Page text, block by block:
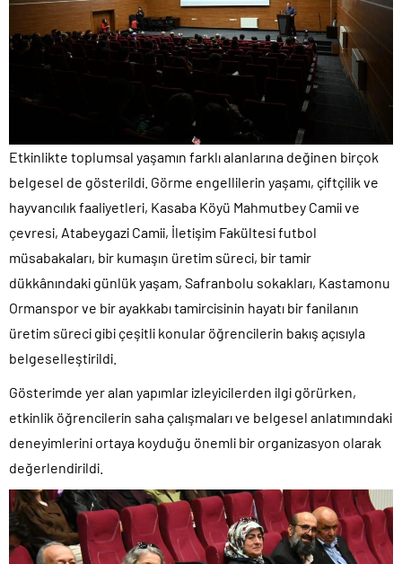
Etkinlikte toplumsal yaşamın farklı alanlarına değinen birçok
belgesel de gösterildi. Görme engellilerin yaşamı, çiftçilik ve
hayvancılık faaliyetleri, Kasaba Köyü Mahmutbey Camii ve
çevresi, Atabeygazi Camii, İletişim Fakültesi futbol
müsabakaları, bir kumaşın üretim süreci, bir tamir
dükkânındaki günlük yaşam, Safranbolu sokakları, Kastamonu
Ormanspor ve bir ayakkabı tamircisinin hayatı bir fanilanın
üretim süreci gibi çeşitli konular öğrencilerin bakış açısıyla
belgeselleştirildi.
Gösterimde yer alan yapımlar izleyicilerden ilgi görürken,
etkinlik öğrencilerin saha çalışmaları ve belgesel anlatımındaki
deneyimlerini ortaya koyduğu önemli bir organizasyon olarak
değerlendirildi.